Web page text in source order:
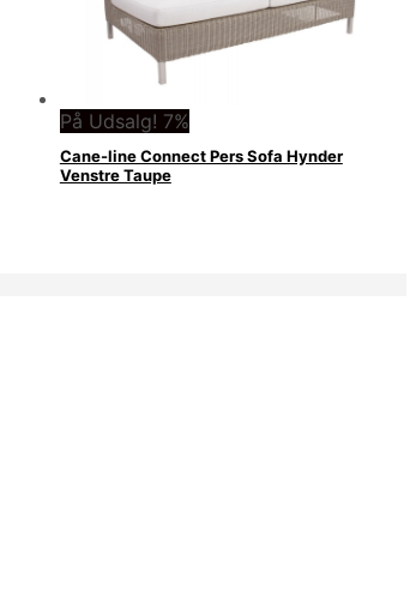
På Udsalg! 7%
Cane-line Connect Pers Sofa Hynder
Venstre Taupe